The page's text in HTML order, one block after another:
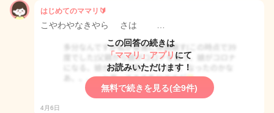
はじめてのママリ🔰
こやわやなきやら さは …
この回答の続きは
「ママリ」アプリ にて
お読みいただけます！
無料で続きを見る(全9件)
4月6日